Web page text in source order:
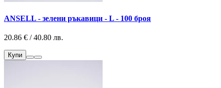
ANSELL - зелени ръкавици - L - 100 броя
20.86 € / 40.80 лв.
Купи